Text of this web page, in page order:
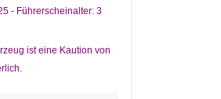
- Führerscheinalter: 3
ist eine Kaution von